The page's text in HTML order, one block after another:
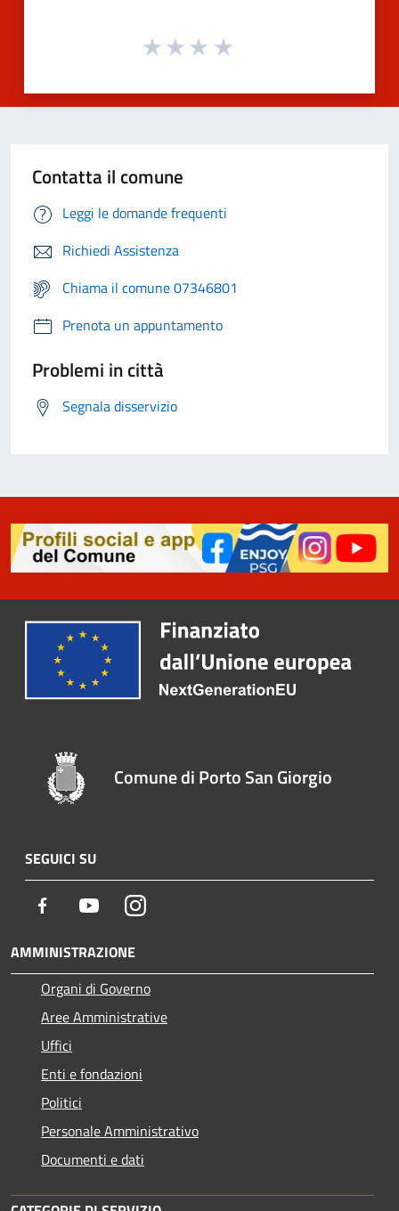
Contatta il comune
Leggi le domande frequenti
Richiedi Assistenza
Chiama il comune 07346801
Prenota un appuntamento
Problemi in città
Segnala disservizio
Comune di Porto San Giorgio
SEGUICI SU
Facebook YoutubeInstagram
AMMINISTRAZIONE
Organi di Governo
Aree Amministrative
Uffici
Enti e fondazioni
Politici
Personale Amministrativo
Documenti e dati